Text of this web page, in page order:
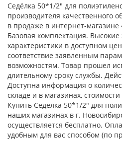
Седёлка 50*1/2" для
производителя качественного
в продаже в интернет-
Базовая комплектация.
характеристики в доступном
соответствие заявленным
возможностям. Товар прошел
длительному сроку службы.
Доступна информация о
складе и в магазинах,
Купить Седёлка 50*1/2" для
наших магазинах в г.
осуществляется бесплатно.
удобным для вас способом (по